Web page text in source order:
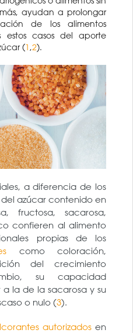
ayudan a prolongar
de los alimentos
estos casos del aporte
(1,2).
a diferencia de los
azúcar contenido en
fructosa, sacarosa,
confieren al alimento
propias de los
como coloración,
del crecimiento
su capacidad
la de la sacarosa y su
o nulo (3).
autorizadosen